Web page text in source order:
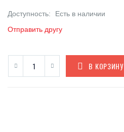
Доступность:
Есть в наличии
Отправить другу
В КОРЗИНУ